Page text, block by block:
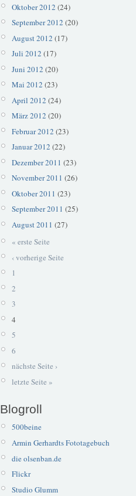
Oktober 2012 (24)
September 2012 (20)
August 2012 (17)
Juli 2012 (17)
Juni 2012 (20)
Mai 2012 (23)
April 2012 (24)
März 2012 (20)
Februar 2012 (23)
Januar 2012 (22)
Dezember 2011 (23)
November 2011 (26)
Oktober 2011 (23)
September 2011 (25)
August 2011 (27)
« erste Seite
‹ vorherige Seite
1
2
3
4
5
6
nächste Seite ›
letzte Seite »
Blogroll
500beine
Armin Gerhardts Fototagebuch
die olsenban.de
Flickr
Studio Glumm